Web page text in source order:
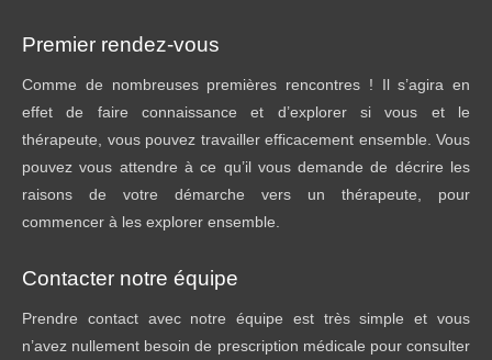
Premier rendez-vous
Comme de nombreuses premières rencontres ! Il s’agira en
effet de faire connaissance et d’explorer si vous et le
thérapeute, vous pouvez travailler efficacement ensemble. Vous
pouvez vous attendre à ce qu’il vous demande de décrire les
raisons de votre démarche vers un thérapeute, pour
commencer à les explorer ensemble.
Contacter notre équipe
Prendre contact avec notre équipe est très simple et vous
n’avez nullement besoin de prescription médicale pour consulter